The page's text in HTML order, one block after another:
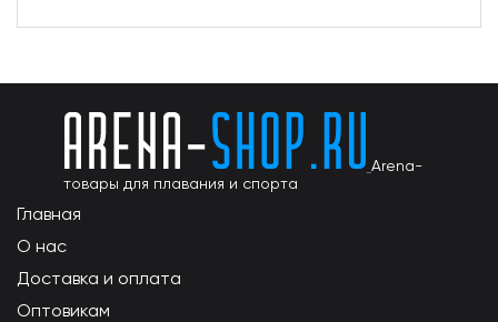
Arena-
товары для плавания и спорта
Главная
О нас
Доставка и оплата
Оптовикам